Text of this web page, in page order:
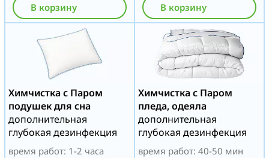
В корзину В корзину
Химчистка с Паром
подушек для сна
дополнительная
глубокая дезинфекция
время работ: 1-2 часа
Химчистка с Паром
пледа, одеяла
дополнительная
глубокая дезинфекция
время работ: 40-50 мин